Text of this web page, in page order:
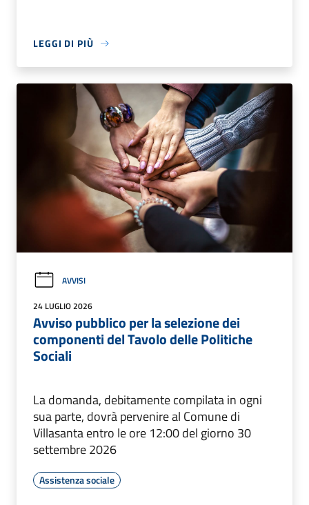
LEGGI DI PIÙ
AVVISI
24 LUGLIO 2026
Avviso pubblico per la selezione dei
componenti del Tavolo delle Politiche
Sociali
La domanda, debitamente compilata in ogni
sua parte, dovrà pervenire al Comune di
Villasanta entro le ore 12:00 del giorno 30
settembre 2026
Assistenza sociale